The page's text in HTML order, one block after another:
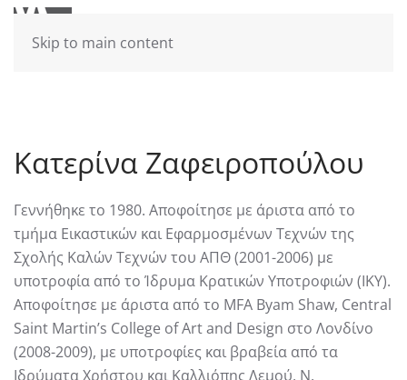
Skip to main content
Κατερίνα Ζαφειροπούλου
Γεννήθηκε το 1980. Αποφοίτησε με άριστα από το
τμήμα Εικαστικών και Εφαρμοσμένων Τεχνών της
Σχολής Καλών Τεχνών του ΑΠΘ (2001-2006) με
υποτροφία από το Ίδρυμα Κρατικών Υποτροφιών (ΙΚΥ).
Αποφοίτησε με άριστα από το MFA Byam Shaw, Central
Saint Martin’s College of Art and Design στο Λονδίνο
(2008-2009), με υποτροφίες και βραβεία από τα
Ιδρύματα Χρήστου και Καλλιόπης Λεμού, Ν.